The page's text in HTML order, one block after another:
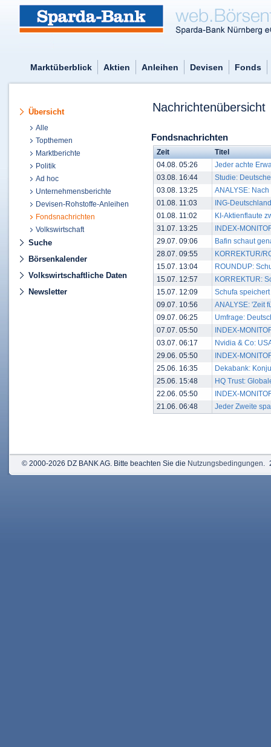
Marktüberblick Aktien Anleihen Devisen Fonds
Übersicht
Alle
Topthemen
Marktberichte
Politik
Ad hoc
Unternehmensberichte
Devisen-Rohstoffe-Anleihen
Fondsnachrichten
Volkswirtschaft
Suche
Börsenkalender
Volkswirtschaftliche Daten
Newsletter
Nachrichtenübersicht
Fondsnachrichten
Zeit
Titel
04.08. 05:26
Jeder achte
03.08. 16:44
Studie:
03.08. 13:25
ANALYSE:
01.08. 11:03
ING-
01.08. 11:02
KI-Aktienflaute
31.07. 13:25
INDEX-
29.07. 09:06
Bafin schaut
28.07. 09:55
KORREKTUR/
15.07. 13:04
ROUNDUP:
15.07. 12:57
KORREKTUR:
15.07. 12:09
Schufa
09.07. 10:56
ANALYSE: 'Zeit
09.07. 06:25
Umfrage:
07.07. 05:50
INDEX-
03.07. 06:17
Nvidia & Co:
29.06. 05:50
INDEX-
25.06. 16:35
Dekabank:
25.06. 15:48
HQ Trust:
22.06. 05:50
INDEX-
21.06. 06:48
Jeder Zweite
© 2000-2026 DZ BANK AG. Bitte beachten Sie die Nutzungsbedingungen.